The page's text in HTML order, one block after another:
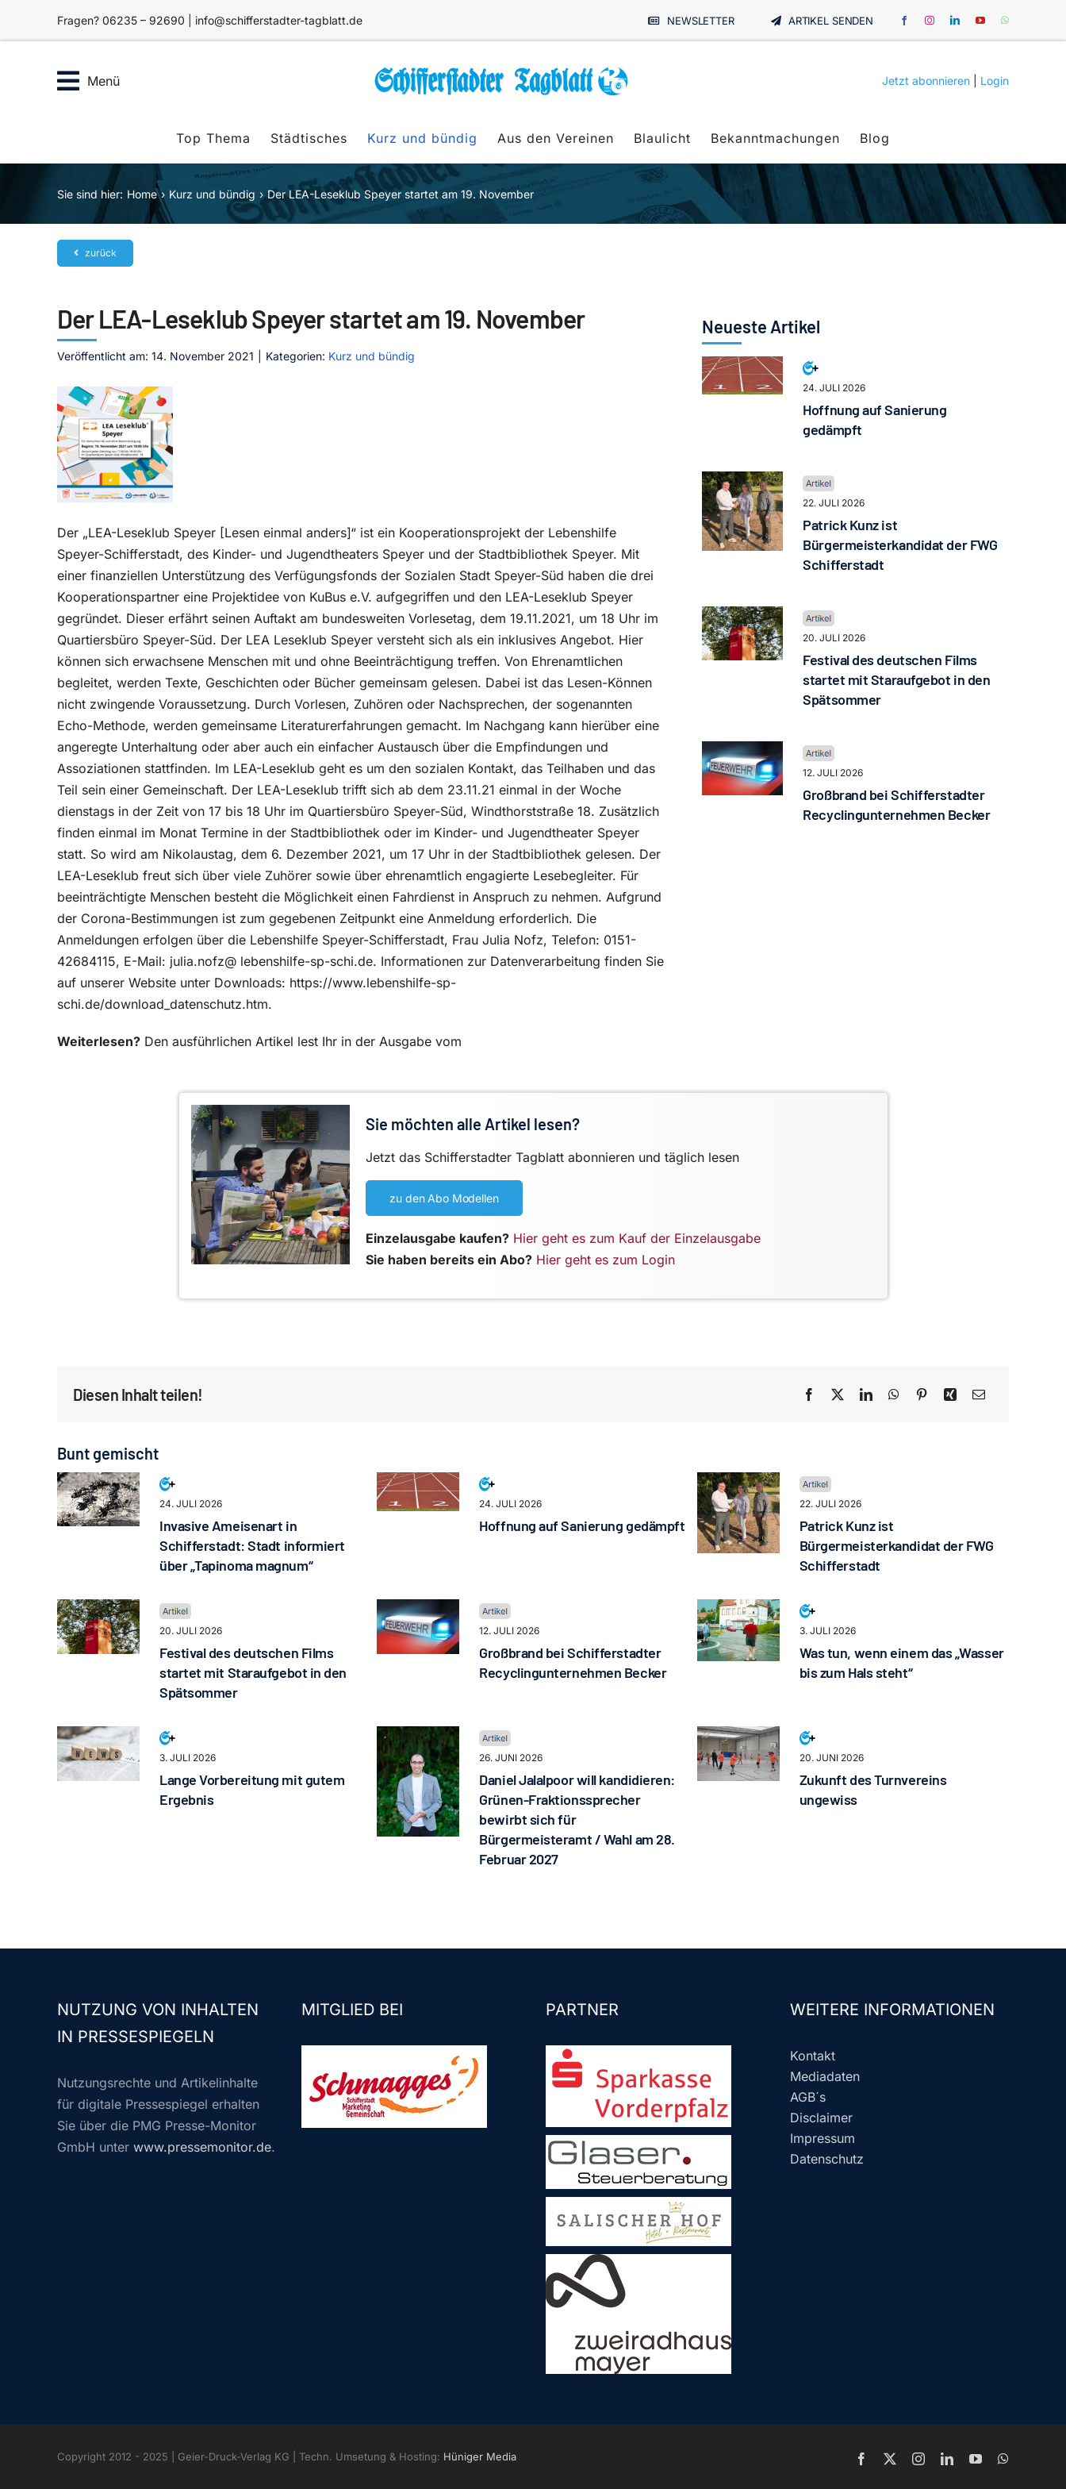
Fragen? 06235 – 92690 | info@schifferstadter-tagblatt.de NEWSLETTER ARTIKEL SENDEN
Menü Jetzt abonnieren Login
Top Thema Städtisches Kurz und bündig Aus den Vereinen Blaulicht Bekanntmachungen Blog
Sie sind hier: Home Kurz und bündig Der LEA-Leseklub Speyer startet am 19. November
zurück
Der LEA-Leseklub Speyer startet am 19. November
Veröffentlicht am: 14. November 2021 Kategorien: Kurz und bündig
Der „LEA-Leseklub Speyer [Lesen einmal anders]“ ist ein Kooperationsprojekt der Lebenshilfe
Speyer-Schifferstadt, des Kinder- und Jugendtheaters Speyer und der Stadtbibliothek Speyer. Mit
einer finanziellen Unterstützung des Verfügungsfonds der Sozialen Stadt Speyer-Süd haben die drei
Kooperationspartner eine Projektidee von KuBus e.V. aufgegriffen und den LEA-Leseklub Speyer
gegründet. Dieser erfährt seinen Auftakt am bundesweiten Vorlesetag, dem 19.11.2021, um 18 Uhr im
Quartiersbüro Speyer-Süd. Der LEA Leseklub Speyer versteht sich als ein inklusives Angebot. Hier
können sich erwachsene Menschen mit und ohne Beeinträchtigung treffen. Von Ehrenamtlichen
begleitet, werden Texte, Geschichten oder Bücher gemeinsam gelesen. Dabei ist das Lesen-Können
nicht zwingende Voraussetzung. Durch Vorlesen, Zuhören oder Nachsprechen, der sogenannten
Echo-Methode, werden gemeinsame Literaturerfahrungen gemacht. Im Nachgang kann hierüber eine
angeregte Unterhaltung oder aber auch ein einfacher Austausch über die Empfindungen und
Assoziationen stattfinden. Im LEA-Leseklub geht es um den sozialen Kontakt, das Teilhaben und das
Teil sein einer Gemeinschaft. Der LEA-Leseklub trifft sich ab dem 23.11.21 einmal in der Woche
dienstags in der Zeit von 17 bis 18 Uhr im Quartiersbüro Speyer-Süd, Windthorststraße 18. Zusätzlich
finden einmal im Monat Termine in der Stadtbibliothek oder im Kinder- und Jugendtheater Speyer
statt. So wird am Nikolaustag, dem 6. Dezember 2021, um 17 Uhr in der Stadtbibliothek gelesen. Der
LEA-Leseklub freut sich über viele Zuhörer sowie über ehrenamtlich engagierte Lesebegleiter. Für
beeinträchtigte Menschen besteht die Möglichkeit einen Fahrdienst in Anspruch zu nehmen. Aufgrund
der Corona-Bestimmungen ist zum gegebenen Zeitpunkt eine Anmeldung erforderlich. Die
Anmeldungen erfolgen über die Lebenshilfe Speyer-Schifferstadt, Frau Julia Nofz, Telefon: 0151-
42684115, E-Mail: julia.nofz@ lebenshilfe-sp-schi.de. Informationen zur Datenverarbeitung finden Sie
auf unserer Website unter Downloads: https://www.lebenshilfe-sp-
schi.de/download_datenschutz.htm.
Weiterlesen? Den ausführlichen Artikel lest Ihr in der Ausgabe vom
Neueste Artikel
24. JULI 2026
Hoffnung auf Sanierung
gedämpft
22. JULI 2026
Patrick Kunz ist
Bürgermeisterkandidat der FWG
Schifferstadt
20. JULI 2026
Festival des deutschen Films
startet mit Staraufgebot in den
Spätsommer
12. JULI 2026
Großbrand bei Schifferstadter
Recyclingunternehmen Becker
Sie möchten alle Artikel lesen?
Jetzt das Schifferstadter Tagblatt abonnieren und täglich lesen
zu den Abo Modellen
Einzelausgabe kaufen? Hier geht es zum Kauf der Einzelausgabe
Sie haben bereits ein Abo? Hier geht es zum Login
Diesen Inhalt teilen!
Bunt gemischt
24. JULI 2026
Invasive Ameisenart in
Schifferstadt: Stadt informiert
über „Tapinoma magnum“
24. JULI 2026
Hoffnung auf Sanierung gedämpft
22. JULI 2026
Patrick Kunz ist
Bürgermeisterkandidat der FWG
Schifferstadt
20. JULI 2026
Festival des deutschen Films
startet mit Staraufgebot in den
Spätsommer
12. JULI 2026
Großbrand bei Schifferstadter
Recyclingunternehmen Becker
3. JULI 2026
Was tun, wenn einem das „Wasser
bis zum Hals steht“
3. JULI 2026
Lange Vorbereitung mit gutem
Ergebnis
26. JUNI 2026
Daniel Jalalpoor will kandidieren:
Grünen-Fraktionssprecher
bewirbt sich für
Bürgermeisteramt / Wahl am 28.
Februar 2027
20. JUNI 2026
Zukunft des Turnvereins
ungewiss
NUTZUNG VON INHALTEN
IN PRESSESPIEGELN
Nutzungsrechte und Artikelinhalte
für digitale Pressespiegel erhalten
Sie über die PMG Presse-Monitor
GmbH unter www.pressemonitor.de.
MITGLIED BEI PARTNER WEITERE INFORMATIONEN
Kontakt
Mediadaten
AGB´s
Disclaimer
Impressum
Datenschutz
Copyright 2012 - 2025 | Geier-Druck-Verlag KG | Techn. Umsetung & Hosting: Hüniger Media Facebook InstagramLinkedInYouTube